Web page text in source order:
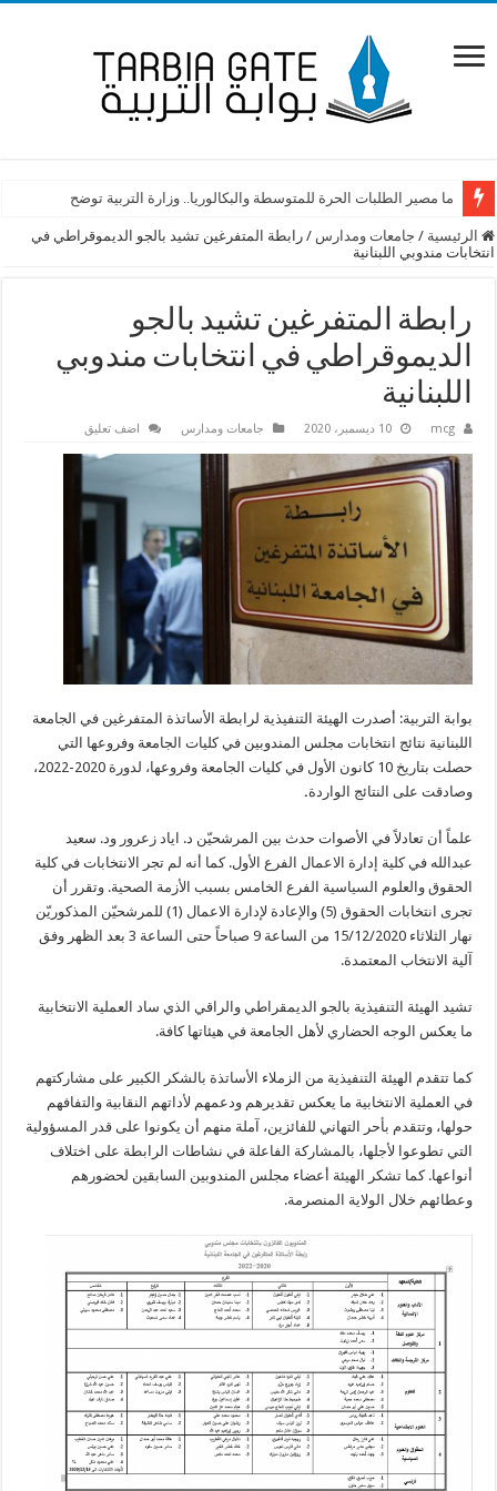
ما مصير الطلبات الحرة للمتوسطة والبكالوريا.. وزارة التربية توضح
الرئيسية / جامعات ومدارس / رابطة المتفرغين تشيد بالجو الديموقراطي في
انتخابات مندوبي اللبنانية
رابطة المتفرغين تشيد بالجو
الديموقراطي في انتخابات مندوبي
اللبنانية
mcg 10 ديسمبر، 2020 جامعات ومدارس اضف تعليق
بوابة التربية: أصدرت الهيئة التنفيذية لرابطة الأساتذة المتفرغين في الجامعة
اللبنانية نتائج انتخابات مجلس المندوبين في كليات الجامعة وفروعها التي
حصلت بتاريخ 10 كانون الأول في كليات الجامعة وفروعها، لدورة 2020-2022،
وصادقت على النتائج الواردة.
علماً أن تعادلاً في الأصوات حدث بين المرشحيّن د. اياد زعرور ود. سعيد
عبدالله في كلية إدارة الاعمال الفرع الأول. كما أنه لم تجر الانتخابات في كلية
الحقوق والعلوم السياسية الفرع الخامس بسبب الأزمة الصحية. وتقرر أن
تجرى انتخابات الحقوق (5) والإعادة لإدارة الاعمال (1) للمرشحيّن المذكوريّن
نهار الثلاثاء 15/12/2020 من الساعة 9 صباحاً حتى الساعة 3 بعد الظهر وفق
آلية الانتخاب المعتمدة.
تشيد الهيئة التنفيذية بالجو الديمقراطي والراقي الذي ساد العملية الانتخابية
ما يعكس الوجه الحضاري لأهل الجامعة في هيئاتها كافة.
كما تتقدم الهيئة التنفيذية من الزملاء الأساتذة بالشكر الكبير على مشاركتهم
في العملية الانتخابية ما يعكس تقديرهم ودعمهم لأداتهم النقابية والتفافهم
حولها، وتتقدم بأحر التهاني للفائزين، آملة منهم أن يكونوا على قدر المسؤولية
التي تطوعوا لأجلها، بالمشاركة الفاعلة في نشاطات الرابطة على اختلاف
أنواعها. كما تشكر الهيئة أعضاء مجلس المندوبين السابقين لحضورهم
وعطائهم خلال الولاية المنصرمة.